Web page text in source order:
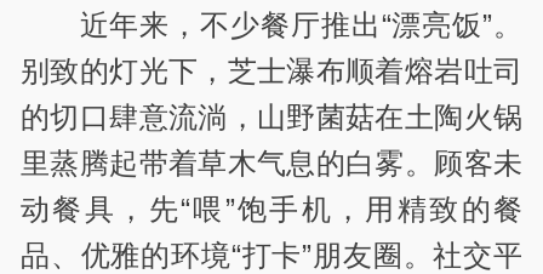
近年来，不少餐厅推出“漂亮饭”。
别致的灯光下，芝士瀑布顺着熔岩吐司
的切口肆意流淌，山野菌菇在土陶火锅
里蒸腾起带着草木气息的白雾。顾客未
动餐具，先“喂”饱手机，用精致的餐
品、优雅的环境“打卡”朋友圈。社交平